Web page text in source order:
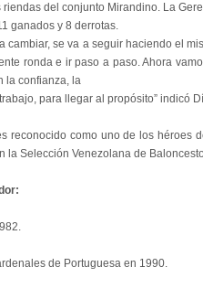
riendas del conjunto Mirandino. La
ganados y 8 derrotas.
cambiar, se va a seguir haciendo el
ronda e ir paso a paso. Ahora
la confianza, la
para llegar al propósito” indicó
reconocido como uno de los héroes
la Selección Venezolana de
de Portuguesa en 1990.